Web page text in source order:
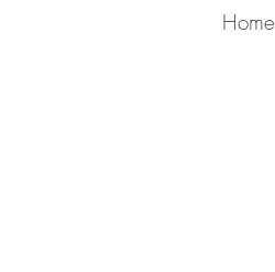
Home